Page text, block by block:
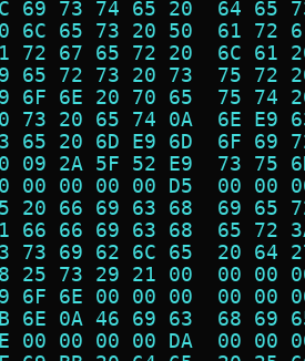
69 73 74 65 20  64
6C 65 73 20 50  61
72 67 65 72 20  6C
65 72 73 20 73  75
6F 6E 20 70 65  75
73 20 65 74 0A  6E
65 20 6D E9 6D  6F
09 2A 5F 52 E9  73
00 00 00 00 D5  00
20 66 69 63 68  69
66 66 69 63 68  65
73 69 62 6C 65  20
25 73 29 21 00  00
6F 6E 00 00 00  00
6E 0A 46 69 63  68
00 00 00 00 DA  00